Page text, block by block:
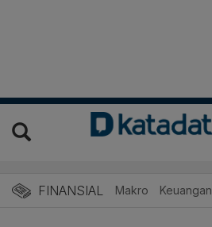
FINANSIAL Makro Keuangan